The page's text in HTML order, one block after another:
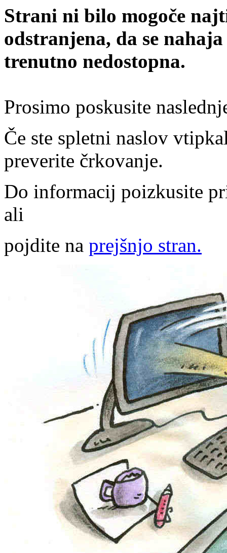
Strani ni bilo mogoče
odstranjena, da se
trenutno nedostopna.
Prosimo poskusite
Če ste spletni naslov
preverite črkovanje.
Do informacij poizkusite
ali
pojdite na prejšnjo stran.